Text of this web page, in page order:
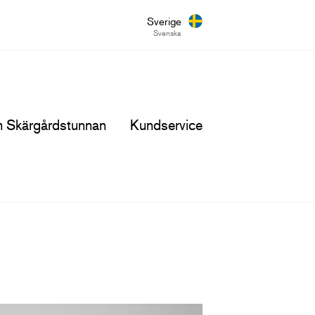
Skärgårdstunnan Kundservice
Sverige
Svenska